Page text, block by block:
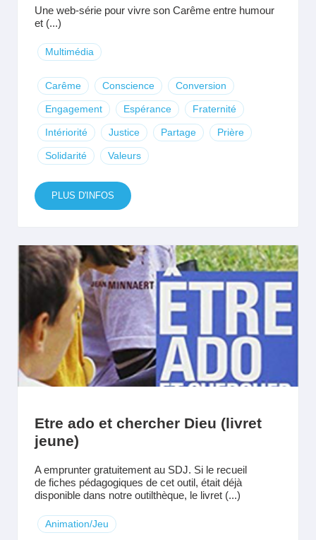
Une web-série pour vivre son Carême entre humour
et (...)
Multimédia
Carême Conscience Conversion
Engagement Espérance Fraternité
Intériorité Justice Partage Prière
Solidarité Valeurs
PLUS D'INFOS
Etre ado et chercher Dieu (livret
jeune)
A emprunter gratuitement au SDJ. Si le recueil
de fiches pédagogiques de cet outil, était déjà
disponible dans notre outilthèque, le livret (...)
Animation/Jeu